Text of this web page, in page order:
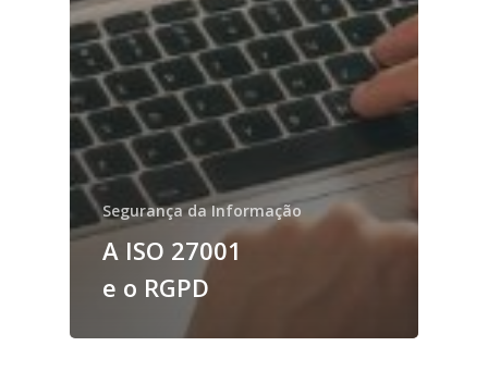
Segurança da Informação
A ISO 27001
e o RGPD